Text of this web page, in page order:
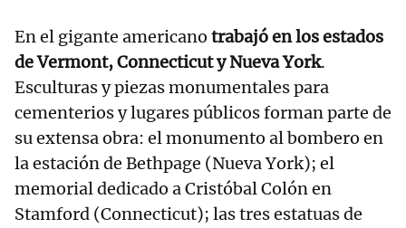
En el gigante americano trabajó en los estados
de Vermont, Connecticut y Nueva York.
Esculturas y piezas monumentales para
cementerios y lugares públicos forman parte de
su extensa obra: el monumento al bombero en
la estación de Bethpage (Nueva York); el
memorial dedicado a Cristóbal Colón en
Stamford (Connecticut); las tres estatuas de